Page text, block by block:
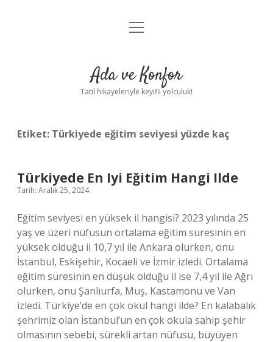
Anasayfa
Yasal Uyarı
menüyü
Ada ve Konfor
Tatil hikayeleriyle keyifli yolculuk!
Etiket: Türkiyede eğitim seviyesi yüzde kaç
Türkiyede En Iyi Eğitim Hangi Ilde
Tarih: Aralık 25, 2024
Eğitim seviyesi en yüksek il hangisi? 2023 yılında 25
yaş ve üzeri nüfusun ortalama eğitim süresinin en
yüksek olduğu il 10,7 yıl ile Ankara olurken, onu
İstanbul, Eskişehir, Kocaeli ve İzmir izledi. Ortalama
eğitim süresinin en düşük olduğu il ise 7,4 yıl ile Ağrı
olurken, onu Şanlıurfa, Muş, Kastamonu ve Van
izledi. Türkiye’de en çok okul hangi ilde? En kalabalık
şehrimiz olan İstanbul’un en çok okula sahip şehir
olmasının sebebi, sürekli artan nüfusu, büyüyen